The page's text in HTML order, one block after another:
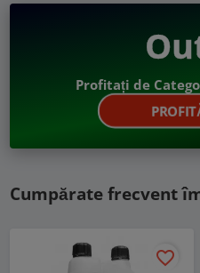
Profitați de
Cumpărate frecvent
favorite_border